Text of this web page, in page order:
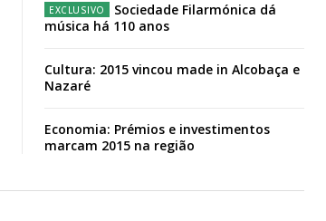
Sociedade Filarmónica dá
música há 110 anos
Cultura: 2015 vincou made in Alcobaça e
Nazaré
Economia: Prémios e investimentos
marcam 2015 na região